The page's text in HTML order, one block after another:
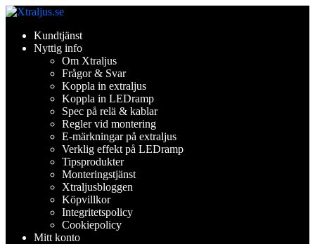
Hoppa
navigering
Hoppa
innehållKundtjänst
Nyttig info
Om Xtraljus
Frågor & Svar
Koppla in extraljus
Koppla in LEDramp
Spec på relä & kablar
Regler vid montering
E-märkningar på extraljus
Verklig effekt på LEDramp
Tipsprodukter
Monteringstjänst
Xtraljusbloggen
Köpvillkor
Integritetspolicy
Cookiepolicy
Mitt konto